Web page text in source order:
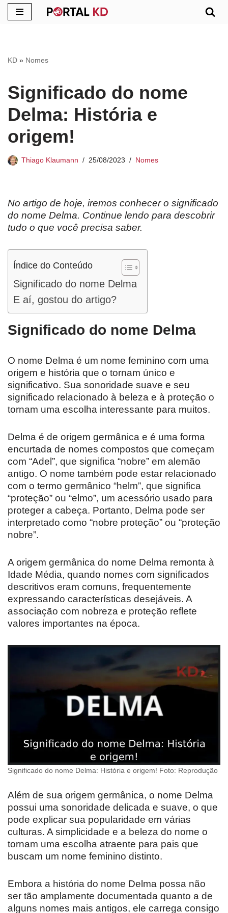
conteúdo
KD » Nomes
Significado do nome
Delma: História e
origem!
Thiago Klaumann 25/08/2023 Nomes
No artigo de hoje, iremos conhecer o significado
do nome Delma. Continue lendo para descobrir
tudo o que você precisa saber.
Índice do Conteúdo
Significado do nome Delma
E aí, gostou do artigo?
Significado do nome Delma
O nome Delma é um nome feminino com uma
origem e história que o tornam único e
significativo. Sua sonoridade suave e seu
significado relacionado à beleza e à proteção o
tornam uma escolha interessante para muitos.
Delma é de origem germânica e é uma forma
encurtada de nomes compostos que começam
com “Adel”, que significa “nobre” em alemão
antigo. O nome também pode estar relacionado
com o termo germânico “helm”, que significa
“proteção” ou “elmo”, um acessório usado para
proteger a cabeça. Portanto, Delma pode ser
interpretado como “nobre proteção” ou “proteção
nobre”.
A origem germânica do nome Delma remonta à
Idade Média, quando nomes com significados
descritivos eram comuns, frequentemente
expressando características desejáveis. A
associação com nobreza e proteção reflete
valores importantes na época.
Significado do nome Delma: História e origem! Foto: Reprodução
Além de sua origem germânica, o nome Delma
possui uma sonoridade delicada e suave, o que
pode explicar sua popularidade em várias
culturas. A simplicidade e a beleza do nome o
tornam uma escolha atraente para pais que
buscam um nome feminino distinto.
Embora a história do nome Delma possa não
ser tão amplamente documentada quanto a de
alguns nomes mais antigos, ele carrega consigo